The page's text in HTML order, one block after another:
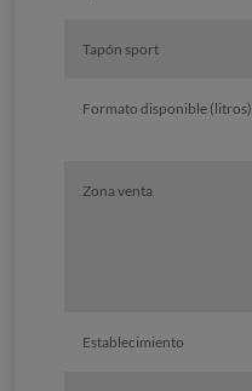
Tapón sport
Formato disponible (litros)
Zona venta
Establecimiento